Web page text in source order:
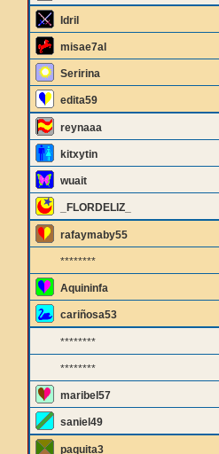
Idril
misae7al
Seririna
edita59
reynaaa
kitxytin
wuait
_FLORDELIZ_
rafaymaby55
********
Aquininfa
cariñosa53
********
********
maribel57
saniel49
paquita3